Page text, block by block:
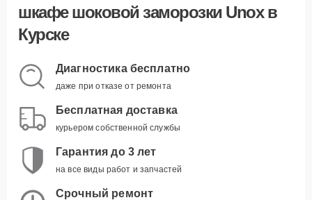
шкафе шоковой заморозки Unox в
Курске
Диагностика бесплатно
даже при отказе от ремонта
Бесплатная доставка
курьером собственной службы
Гарантия до 3 лет
на все виды работ и запчастей
Срочный ремонт